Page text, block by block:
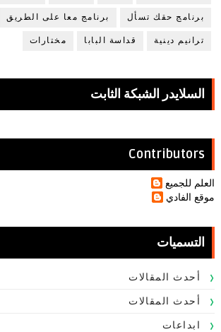
برنامج حقك تسأل برنامج معا على الطريق
ترانيم دينية قداسة البابا مختارات
السلايدر الشبكة الثابت
Contributors
العلم للجميع
موقع الفادي
التسميات
أحدث المقالات
أحدث المقالات
ابداعات